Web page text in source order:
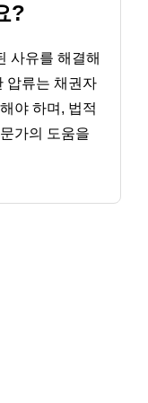
?
사유를 해결해
압류는 채권자
야 하며, 법적
가의 도움을